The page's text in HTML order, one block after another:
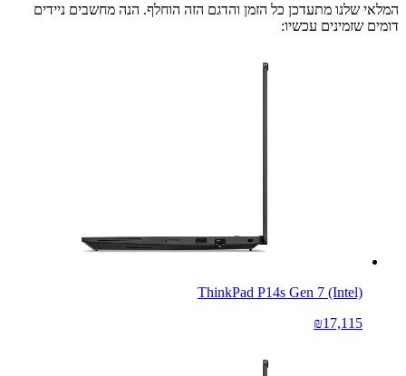
המלאי שלנו מתעדכן כל הזמן והדגם הזה הוחלף. הנה מחשבים ניידים
דומים שזמינים עכשיו:
ThinkPad P14s Gen 7 (Intel)
₪17,115